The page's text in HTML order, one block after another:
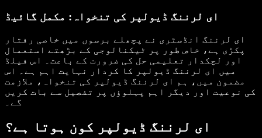
ای لرننگ ڈیولپر کی تنخواہ: مکمل گائیڈ
ای لرننگ انڈسٹری نے پچھلے برسوں میں خاصی رفتار
پکڑی ہے، خاص طور پر ٹیکنالوجی کے بڑھتے استعمال
اور لچکدار تعلیمی حل کی ضرورت کے باعث۔ اس فیلڈ
میں ای لرننگ ڈیولپر کا کردار نہایت اہم ہے۔ اس
مضمون میں، ہم ای لرننگ ڈیولپر کی تنخواہ، ملازمت
کی نوعیت اور دیگر اہم پہلوؤں پر تفصیل سے بات کریں
گے۔
ای لرننگ ڈیولپر کون ہوتا ہے؟